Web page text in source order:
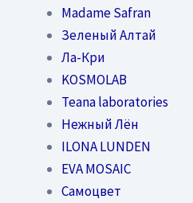
Madame Safran
Зеленый Алтай
Ла-Кри
KOSMOLAB
Teana laboratories
Нежный Лён
ILONA LUNDEN
EVA MOSAIC
Самоцвет